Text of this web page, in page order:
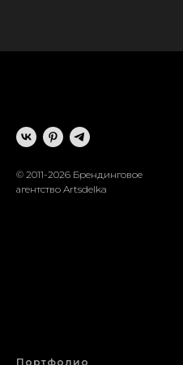
© 2011-2026 Брендинговое
агентство Artsdelka
Портфолио